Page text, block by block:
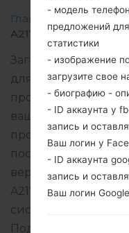
Главная → Galaxy A21s
Загрузите
для Samsung
проверить,
вашего
прошивки
поставляется с
версия CSC
системы
Подробная
- модель
предложений
статистики
- изображение
загрузите свое
- биографию -
- ID аккаунта у
запись и
Ваш логин у
- ID аккаунта
запись и
Ваш логин Google